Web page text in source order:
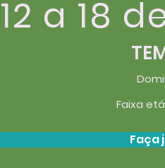
12 a 18
Faixa
Faça